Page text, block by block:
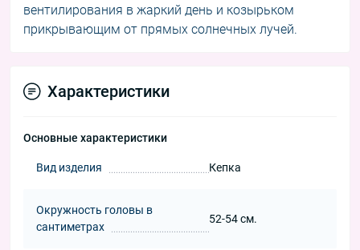
вентилирования в жаркий день и козырьком
прикрывающим от прямых солнечных лучей.
Характеристики
Основные характеристики
Вид изделия Кепка
Окружность головы в
сантиметрах
52-54 см.